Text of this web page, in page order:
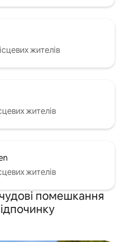
жителів
жителів
жителів
помешкання